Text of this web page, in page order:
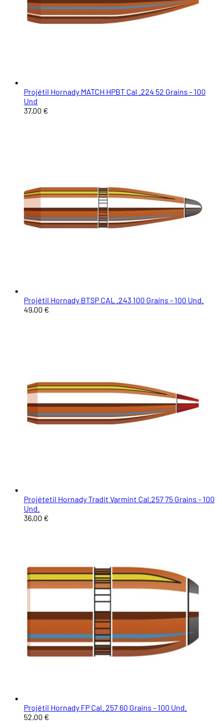
Projétil Hornady MATCH HPBT Cal .224 52 Grains - 100
Und
37,00 €
Projétil Hornady BTSP CAL .243 100 Grains - 100 Und.
49,00 €
Projétetil Hornady Tradit Varmint Cal.257 75 Grains - 100
Und.
36,00 €
Projétil Hornady FP Cal. 257 60 Grains - 100 Und.
52,00 €